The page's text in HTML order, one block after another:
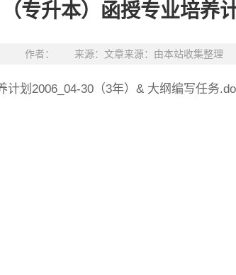
（专升本）函授专业培养
作者： 来源：文章来源：由本站收集整
计划2006_04-30（3年）& 大纲编写任务